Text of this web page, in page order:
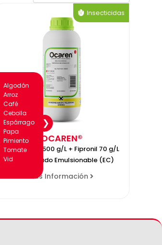
Algodón
Arroz
Café
Cebolla
Espárrago
Papa
Pimiento
Tomate
Vid
OCAREN®
Profenofos 500 g/L + Fipronil 70 g/L
Concentrado Emulsionable (EC)
Más Información
Insecticidas